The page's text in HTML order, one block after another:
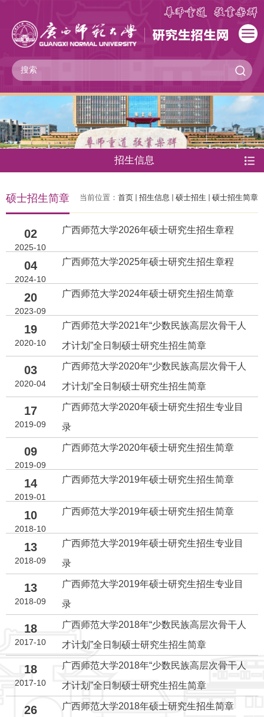
招生信息
当前位置： 首页 招生信息 硕士招生 硕士招生简章
硕士招生简章
02
2025-10
广西师范大学2026年硕士研究生招生章程
04
2024-10
广西师范大学2025年硕士研究生招生章程
20
2023-09
广西师范大学2024年硕士研究生招生简章
19
2020-10
广西师范大学2021年“少数民族高层次骨干人
才计划”全日制硕士研究生招生简章
03
2020-04
广西师范大学2020年“少数民族高层次骨干人
才计划”全日制硕士研究生招生简章
17
2019-09
广西师范大学2020年硕士研究生招生专业目
录
09
2019-09
广西师范大学2020年硕士研究生招生简章
14
2019-01
广西师范大学2019年硕士研究生招生简章
10
2018-10
广西师范大学2019年硕士研究生招生简章
13
2018-09
广西师范大学2019年硕士研究生招生专业目
录
13
2018-09
广西师范大学2019年硕士研究生招生专业目
录
18
2017-10
广西师范大学2018年“少数民族高层次骨干人
才计划”全日制硕士研究生招生简章
18
2017-10
广西师范大学2018年“少数民族高层次骨干人
才计划”全日制硕士研究生招生简章
26 广西师范大学2018年硕士研究生招生简章